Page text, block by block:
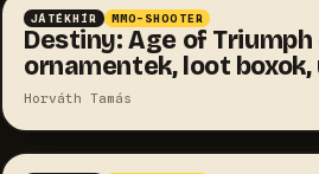
JÁTÉKHÍR MMO-SHOOTER
Destiny: Age of
ornamentek, loot boxok,
Horváth Tamás